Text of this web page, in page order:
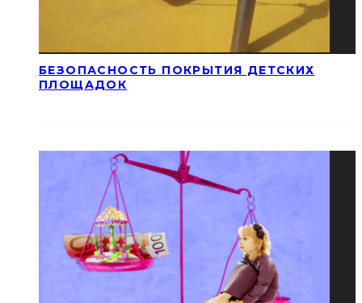
БЕЗОПАСНОСТЬ ПОКРЫТИЯ ДЕТСКИХ
ПЛОЩАДОК